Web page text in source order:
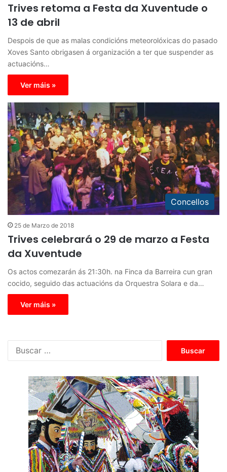
Trives retoma a Festa da Xuventude o
13 de abril
Despois de que as malas condicións meteorolóxicas do pasado
Xoves Santo obrigasen á organización a ter que suspender as
actuacións…
Ver máis »
Concellos
25 de Marzo de 2018
Trives celebrará o 29 de marzo a Festa
da Xuventude
Os actos comezarán ás 21:30h. na Finca da Barreira cun gran
cocido, seguido das actuacións da Orquestra Solara e da…
Ver máis »
c
a
r
: